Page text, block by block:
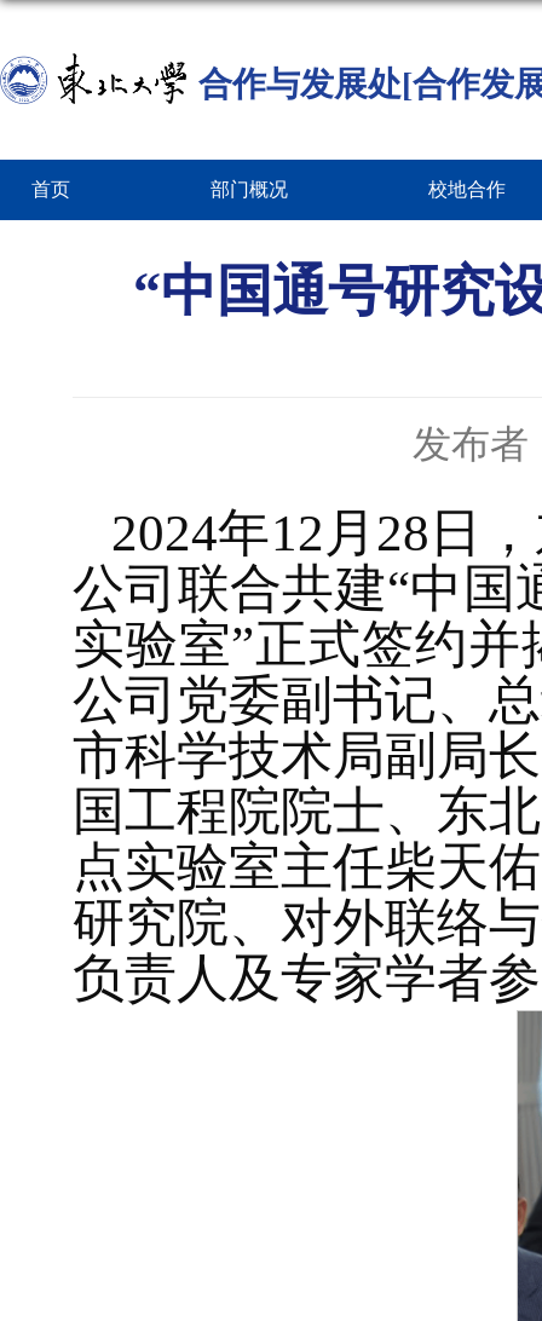
合作与发展处[合作发
首页 部门概况 校地合作
“中国通号研究
发布者
2024年12月28日
公司联合共建“中国
实验室”正式签约
公司党委副书记、
市科学技术局副局
国工程院院士、东
点实验室主任柴天
研究院、对外联络
负责人及专家学者